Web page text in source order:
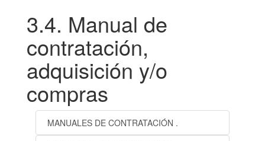
3.4. Manual de
contratación,
adquisición y/o
compras
MANUALES DE CONTRATACIÓN .